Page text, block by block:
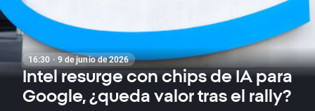
16:30 · 9 de junio de 2026
Intel resurge con chips de IA para
Google, ¿queda valor tras el rally?